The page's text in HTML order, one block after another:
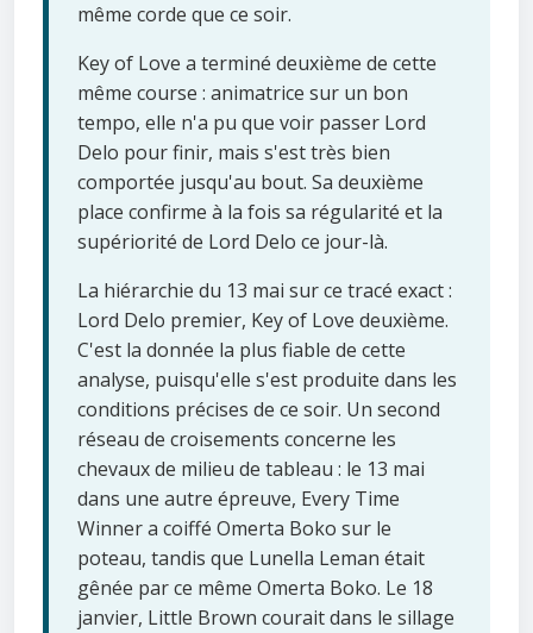
même corde que ce soir.
Key of Love a terminé deuxième de cette
même course : animatrice sur un bon
tempo, elle n'a pu que voir passer Lord
Delo pour finir, mais s'est très bien
comportée jusqu'au bout. Sa deuxième
place confirme à la fois sa régularité et la
supériorité de Lord Delo ce jour-là.
La hiérarchie du 13 mai sur ce tracé exact :
Lord Delo premier, Key of Love deuxième.
C'est la donnée la plus fiable de cette
analyse, puisqu'elle s'est produite dans les
conditions précises de ce soir. Un second
réseau de croisements concerne les
chevaux de milieu de tableau : le 13 mai
dans une autre épreuve, Every Time
Winner a coiffé Omerta Boko sur le
poteau, tandis que Lunella Leman était
gênée par ce même Omerta Boko. Le 18
janvier, Little Brown courait dans le sillage